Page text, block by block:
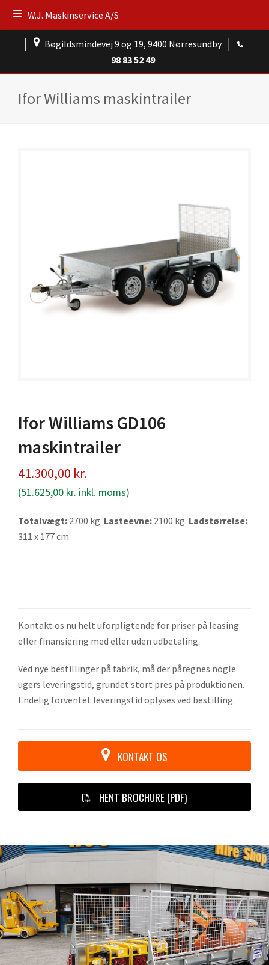
W.J. Maskinservice A/S
Bøgildsmindevej 9 og 19, 9400 Nørresundby
98 83 52 49
Ifor Williams maskintrailer
Ifor Williams GD106
maskintrailer
41.300,00 kr.
(51.625,00 kr. inkl. moms)
Totalvægt: 2700 kg. Lasteevne: 2100 kg. Ladstørrelse:
311 x 177 cm.
Kontakt os nu helt uforpligtende for priser på leasing
eller finansiering med eller uden udbetaling.
Ved nye bestillinger på fabrik, må der påregnes nogle
ugers leveringstid, grundet stort pres på produktionen.
Endelig forventet leveringstid oplyses ved bestilling.
KONTAKT OS
HENT BROCHURE (PDF)